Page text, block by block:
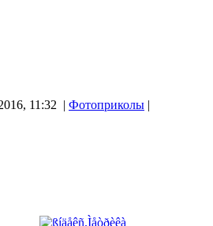
11:32 | Фотоприколы |